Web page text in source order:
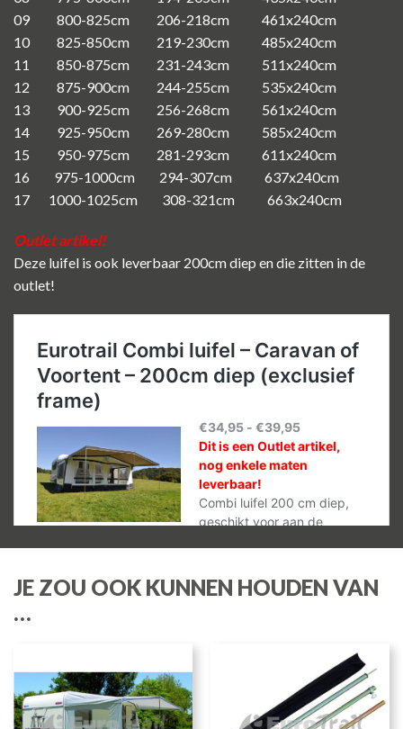
09 800-825cm 206-218cm 461x240cm
10 825-850cm 219-230cm 485x240cm
11 850-875cm 231-243cm 511x240cm
12 875-900cm 244-255cm 535x240cm
13 900-925cm 256-268cm 561x240cm
14 925-950cm 269-280cm 585x240cm
15 950-975cm 281-293cm 611x240cm
16 975-1000cm 294-307cm 637x240cm
17 1000-1025cm 308-321cm 663x240cm
Outlet artikel!
Deze luifel is ook leverbaar 200cm diep en die zitten in de
outlet!
JE ZOU OOK KUNNEN HOUDEN VAN
…